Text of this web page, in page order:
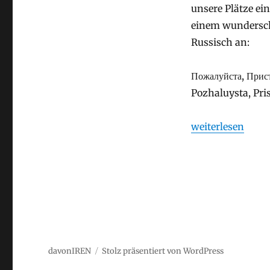
unsere Plätze
einem
Russisch an:
Пожалуйста,
Pozhaluysta,
„Привет, Москва
weiterlesen
davonIREN Stolz präsentiert von WordPress